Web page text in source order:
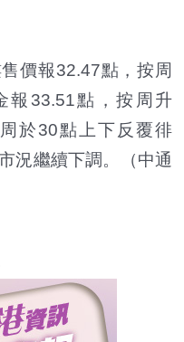
價報32.47點，按周
報33.51點，按周升
於30點上下反覆徘
況繼續下調。（中通